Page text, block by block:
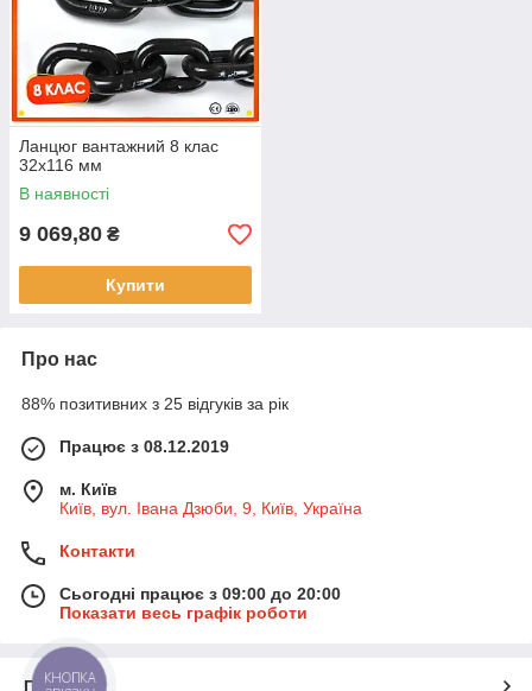
Ланцюг вантажний 8 клас
32x116 мм
В наявності
9 069,80 ₴
Купити
Про нас
88% позитивних з 25 відгуків за рік
Працює з 08.12.2019
м. Київ
Київ, вул. Івана Дзюби, 9, Київ, Україна
Контакти
Сьогодні працює з 09:00 до 20:00
Показати весь графік роботи
Про нас
КНОПКА